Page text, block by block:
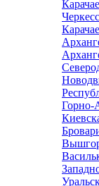
Горно-